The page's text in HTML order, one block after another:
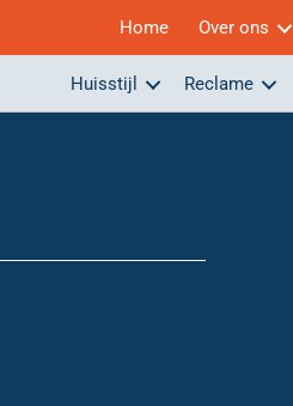
Home Over ons
Huisstijl Reclame